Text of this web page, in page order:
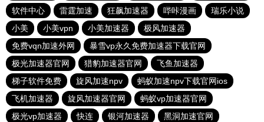
软件中心
雷霆加速 狂飙加速器 哔咔漫画
瑞乐小说
小美
小美vpn 小美加速器
极风加速器
免费vqn加速外网
暴雪vp永久免费加速器下载官网
极光加速器官网
猎豹加速器官网
飞鱼加速器
梯子软件免费
旋风加速npv
蚂蚁加速npv下载官网ios
飞机加速器
旋风加速器官网
蚂蚁vp加速器官网
极光vp加速器
快连 银河加速器 黑洞加速官网